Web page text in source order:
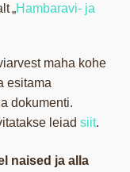
„Hambaravi- ja
maha kohe
esitama
dokumenti.
leiad siit.
naised ja alla